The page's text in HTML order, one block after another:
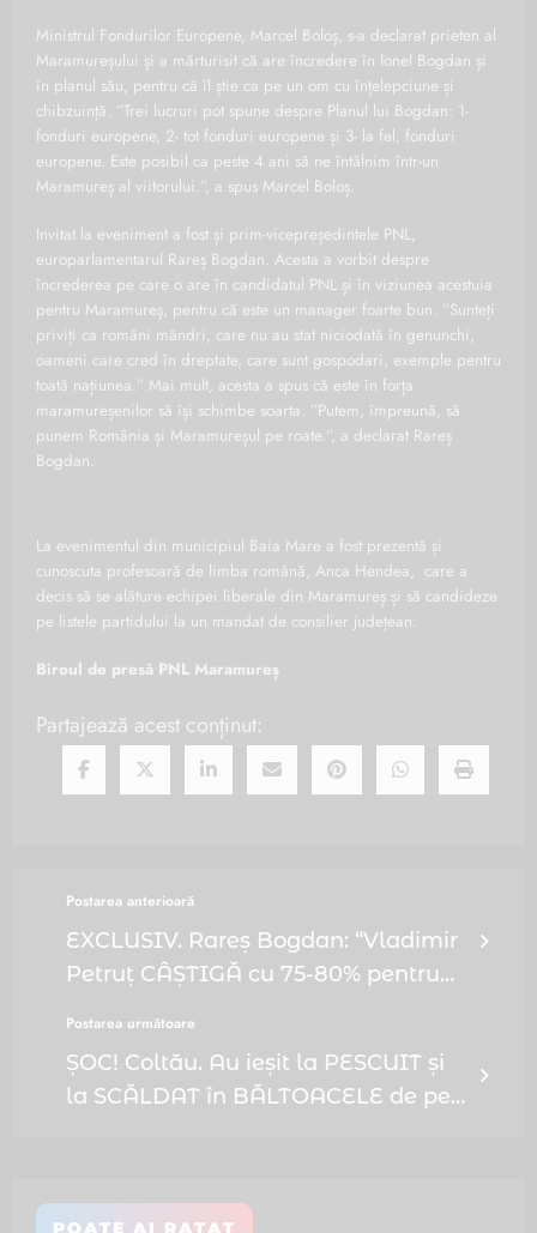
Ministrul Fondurilor Europene, Marcel Boloș, s-a declarat prieten al
Maramureșului și a mărturisit că are încredere în Ionel Bogdan și
în planul său, pentru că îl știe ca pe un om cu înțelepciune și
chibzuință. ”Trei lucruri pot spune despre Planul lui Bogdan: 1-
fonduri europene, 2- tot fonduri europene și 3- la fel, fonduri
europene. Este posibil ca peste 4 ani să ne întâlnim într-un
Maramureș al viitorului.”, a spus Marcel Boloș.
Invitat la eveniment a fost și prim-vicepreședintele PNL,
europarlamentarul Rareș Bogdan. Acesta a vorbit despre
încrederea pe care o are în candidatul PNL și în viziunea acestuia
pentru Maramureș, pentru că este un manager foarte bun. ”Sunteți
priviți ca români mândri, care nu au stat niciodată în genunchi,
oameni care cred în dreptate, care sunt gospodari, exemple pentru
toată națiunea.” Mai mult, acesta a spus că este în forța
maramureșenilor să își schimbe soarta. ”Putem, împreună, să
punem România și Maramureșul pe roate.”, a declarat Rareș
Bogdan.
La evenimentul din municipiul Baia Mare a fost prezentă și
cunoscuta profesoară de limba română, Anca Hendea, care a
decis să se alăture echipei liberale din Maramureș și să candideze
pe listele partidului la un mandat de consilier județean.
Biroul de presă PNL Maramureș
Partajează acest conținut:
Postarea anterioară
EXCLUSIV. Rareș Bogdan: “Vladimir
Petruț CÂȘTIGĂ cu 75-80% pentru
DEZVOLTAREA acestuia”
Postarea următoare
ȘOC! Coltău. Au ieșit la PESCUIT și
la SCĂLDAT în BĂLTOACELE de pe
de lei din propriile buzunare după
POATE AI RATAT